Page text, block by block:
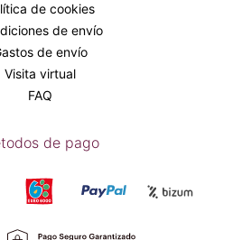
de cookies
de envío
de envío
Visita virtual
FAQ
de pago